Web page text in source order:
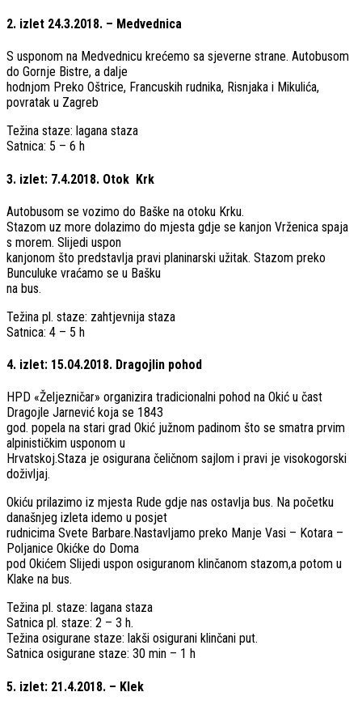
2. izlet​ ​24.3.2018.​ ​–​ ​Medvednica
S usponom na Medvednicu krećemo sa sjeverne strane. Autobusom
do Gornje Bistre, a dalje
hodnjom Preko Oštrice, Francuskih rudnika, Risnjaka i Mikulića,
povratak u Zagreb
Težina staze: lagana staza
Satnica: 5 – 6 h
3.​ ​izlet:​ ​7.4.2018.​ ​Otok​ ​ ​Krk
Autobusom se vozimo do Baške na otoku Krku.
Stazom uz more dolazimo do mjesta gdje se kanjon Vrženica spaja
s morem. Slijedi uspon
kanjonom što predstavlja pravi planinarski užitak. Stazom preko
Bunculuke vraćamo se u Bašku
na bus.
Težina pl. staze: zahtjevnija staza
Satnica: 4 – 5 h
4.​ ​izlet:​ ​15.04.2018.​ ​Dragojlin​ ​pohod
HPD «Željezničar» organizira tradicionalni pohod na Okić u čast
Dragojle Jarnević koja se 1843
god. popela na stari grad Okić južnom padinom što se smatra prvim
alpinističkim usponom u
Hrvatskoj.Staza je osigurana čeličnom sajlom i pravi je visokogorski
doživljaj.
Okiću prilazimo iz mjesta Rude gdje nas ostavlja bus. Na početku
današnjeg izleta idemo u posjet
rudnicima Svete Barbare.Nastavljamo preko Manje Vasi – Kotara –
Poljanice Okićke do Doma
pod Okićem Slijedi uspon osiguranom klinčanom stazom,a potom u
Klake na bus.
Težina pl. staze: lagana staza
Satnica pl. staze: 2 – 3 h.
Težina osigurane staze: lakši osigurani klinčani put.
Satnica osigurane staze: 30 min – 1 h
5. izlet: 21.4.2018. – Klek